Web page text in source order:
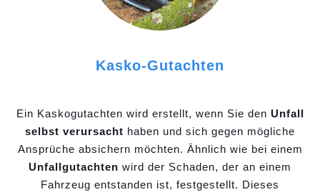
Kasko-Gutachten
Ein Kaskogutachten wird erstellt, wenn Sie den Unfall
selbst verursacht haben und sich gegen mögliche
Ansprüche absichern möchten. Ähnlich wie bei einem
Unfallgutachten wird der Schaden, der an einem
Fahrzeug entstanden ist, festgestellt. Dieses